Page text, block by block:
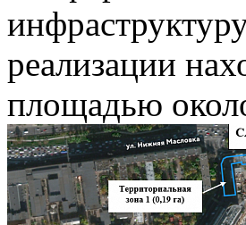
реализации
площадью